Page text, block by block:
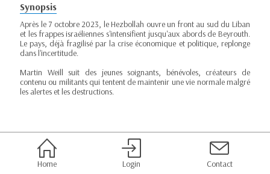
Synopsis
Après le 7 octobre 2023, le Hezbollah ouvre un front au sud du Liban
et les frappes israéliennes s'intensifient jusqu'aux abords de Beyrouth.
Le pays, déjà fragilisé par la crise économique et politique, replonge
dans l'incertitude.
Martin Weill suit des jeunes soignants, bénévoles, créateurs de
contenu ou militants qui tentent de maintenir une vie normale malgré
les alertes et les destructions.
Home Login Contact